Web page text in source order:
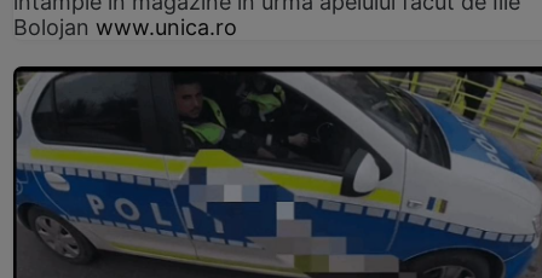
Bolojan www.unica.ro